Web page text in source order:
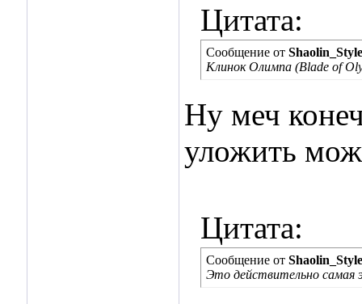
Цитата:
Сообщение от Shaolin_Style
Клинок Олимпа (Blade of
Ну меч
уложить
Цитата:
Сообщение от Shaolin_Style
Это действительно самая